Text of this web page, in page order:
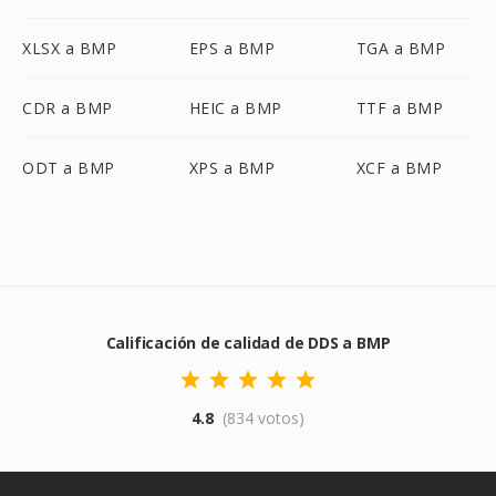
XLSX a BMP EPS a BMP TGA a BMP
CDR a BMP HEIC a BMP TTF a BMP
ODT a BMP XPS a BMP XCF a BMP
Calificación de calidad de DDS a BMP
4.8 (834 votos)